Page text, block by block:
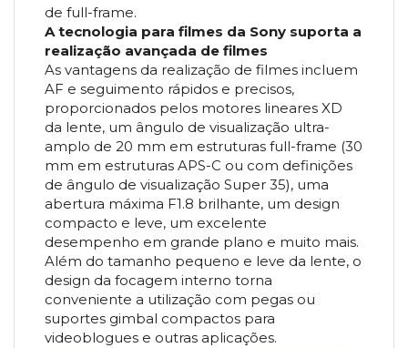
de full-frame.
A tecnologia para filmes da Sony suporta a
realização avançada de filmes
As vantagens da realização de filmes incluem
AF e seguimento rápidos e precisos,
proporcionados pelos motores lineares XD
da lente, um ângulo de visualização ultra-
amplo de 20 mm em estruturas full-frame (30
mm em estruturas APS-C ou com definições
de ângulo de visualização Super 35), uma
abertura máxima F1.8 brilhante, um design
compacto e leve, um excelente
desempenho em grande plano e muito mais.
Além do tamanho pequeno e leve da lente, o
design da focagem interno torna
conveniente a utilização com pegas ou
suportes gimbal compactos para
videoblogues e outras aplicações.